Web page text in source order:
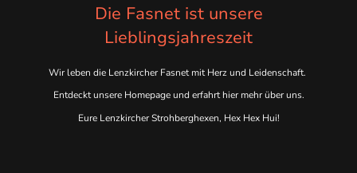
Die Fasnet ist unsere
Lieblingsjahreszeit
Wir leben die Lenzkircher Fasnet mit Herz und Leidenschaft.
Entdeckt unsere Homepage und erfahrt hier mehr über uns.
Eure Lenzkircher Strohberghexen, Hex Hex Hui!